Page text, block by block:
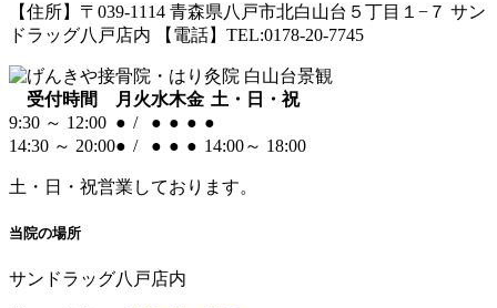
【住所】〒039-1114 青森県八戸市北白山台５丁目１−７ サン
ドラッグ八戸店内 【電話】TEL:0178-20-7745
受付時間 月 火水木金 土・日・祝
9:30 ～ 12:00 ● / ● ● ● ●
14:30 ～ 20:00● / ● ● ● 14:00～ 18:00
土・日・祝営業しております。
当院の場所
サンドラッグ八戸店内